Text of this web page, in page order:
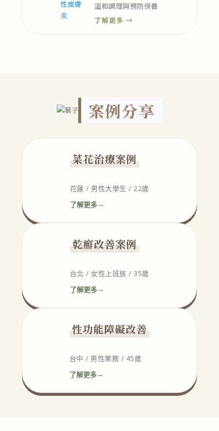
溫和調理與預防保養
了解更多 →
案例分享
菜花治療案例
花蓮 / 男性大學生 / 22歲
了解更多→
乾癬改善案例
台北 / 女性上班族 / 35歲
了解更多→
性功能障礙改善
台中 / 男性業務 / 45歲
了解更多→